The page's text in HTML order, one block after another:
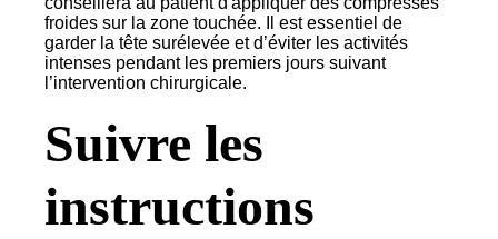
froides sur la zone touchée. Il est essentiel de
garder la tête surélevée et d’éviter les activités
intenses pendant les premiers jours suivant
l’intervention chirurgicale.
Suivre les
instructions